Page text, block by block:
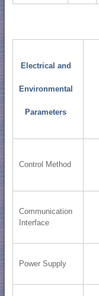
Electrical and
Environmental
Parameters
Control Method
Communication
Interface
Power Supply